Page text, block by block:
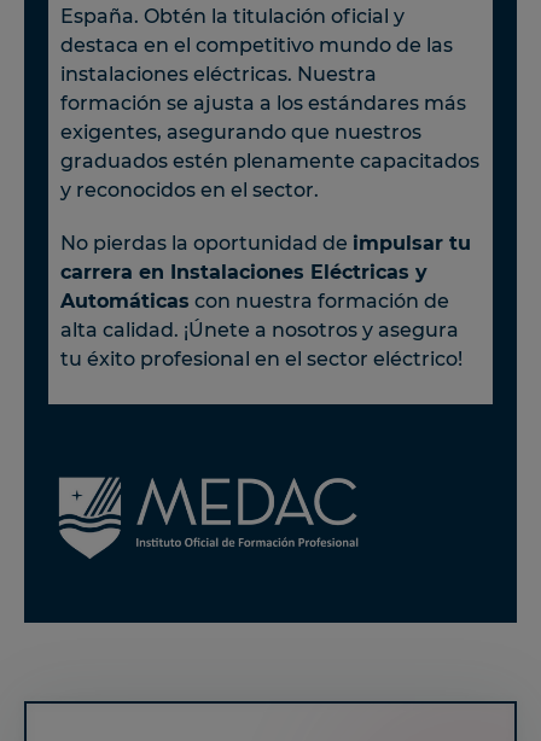
España. Obtén la titulación oficial y
destaca en el competitivo mundo de las
instalaciones eléctricas. Nuestra
formación se ajusta a los estándares más
exigentes, asegurando que nuestros
graduados estén plenamente capacitados
y reconocidos en el sector.
No pierdas la oportunidad de impulsar tu
carrera en Instalaciones Eléctricas y
Automáticas con nuestra formación de
alta calidad. ¡Únete a nosotros y asegura
tu éxito profesional en el sector eléctrico!